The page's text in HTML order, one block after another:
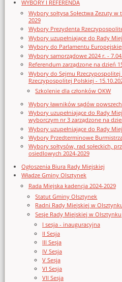
WYBORY I REFERENDA
Wybory sołtysa Sołectwa Zezuty
2029
Wybory Prezydenta
Wybory uzupełniające do Rady
Wybory do Parlamentu
Wybory samorządowe 2024 r. -
Referendum zarządzone na dzień
Wybory do Sejmu
Rzeczypospolitej Polskiej -
Szkolenie dla członków OKW
Wybory ławników sądów
Wybory uzupełniające do Rady
wyborczym nr 3 zarządzone na
Wybory uzupełniające do Rady
Wybory Przedterminowe
Wybory sołtysów, rad sołeckich,
osiedlowych 2024-2029
Ogłoszenia Biura Rady Miejskiej
Władze Gminy Olsztynek
Rada Miejska kadencja 2024-2029
Statut Gminy Olsztynek
Radni Rady Miejskiej w
Sesje Rady Miejskiej w Olsztynku
I sesja - inauguracyjna
II Sesja
III Sesja
IV Sesja
V Sesja
VI Sesja
VII Sesja